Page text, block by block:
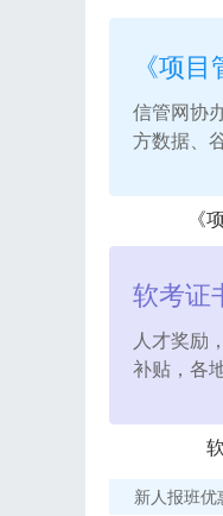
《项目
信管网协
方数据、
《
软考证
人才奖励
补贴，各
新人报班优